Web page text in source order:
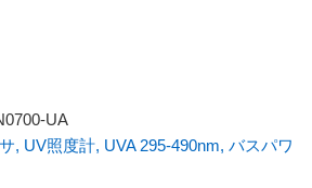
UA
, UV照度計, UVA 295-490nm, バスパワ